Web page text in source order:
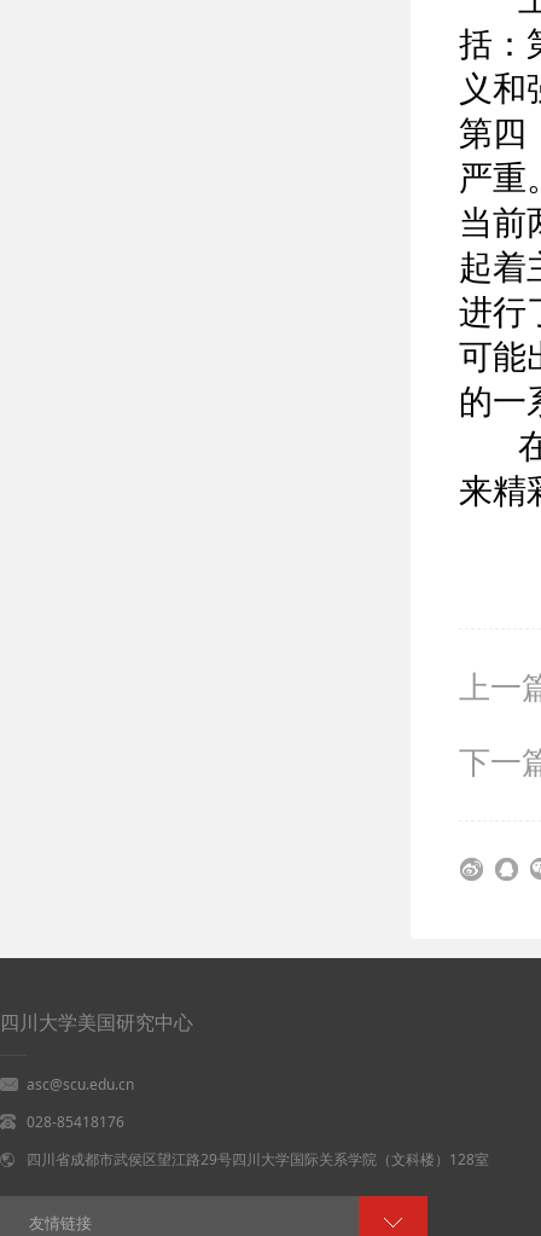
括：
义和
第四
严重
当前
起着
进行
可能
的一
在
来精
上一
下一
四川大学美国研究中心
asc@scu.edu.cn
028-85418176
四川省成都市武侯区望江路29号四川大学国际关系学院（文科楼）128室
友情链接